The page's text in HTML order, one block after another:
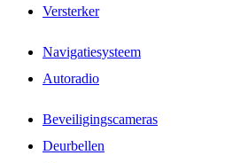
Versterker
Navigatiesysteem
Autoradio
Beveiligingscameras
Deurbellen